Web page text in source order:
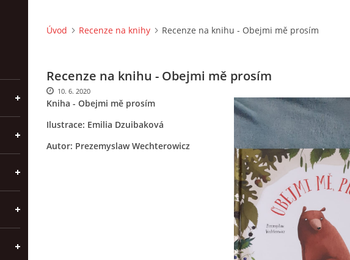
Úvod Recenze na knihy Recenze na knihu - Obejmi mě prosím
Recenze na knihu - Obejmi mě prosím
Kniha - Obejmi mě prosím
Ilustrace: Emilia Dzuibaková
Autor: Prezemyslaw Wechterowicz
10. 6. 2020